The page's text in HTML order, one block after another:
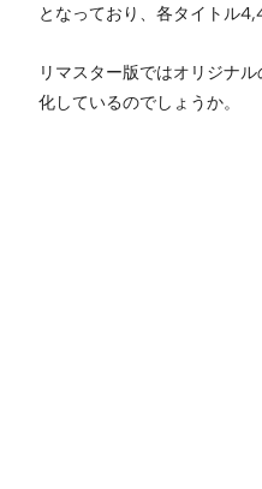
となっており、各タイトル
リマスター版ではオリジナ
化しているのでしょうか。